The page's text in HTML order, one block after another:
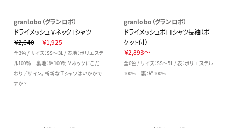
granlobo（グランロボ）
ドライメッシュ VネックTシャツ
￥2,640
￥1,925
全3色 / サイズ：SS～3L / 表地：ポリエステ
ル100％ 裏地：綿100％ Ｖネックにこだ
わりデザイン。 斬新なＴシャツはいかかで
すか？
granlobo（グランロボ）
ドライメッシュポロシャツ長袖（ポ
ケット付）
￥2,893～
全6色 / サイズ：SS～5L / 表：ポリエステル
100% 裏：綿100%